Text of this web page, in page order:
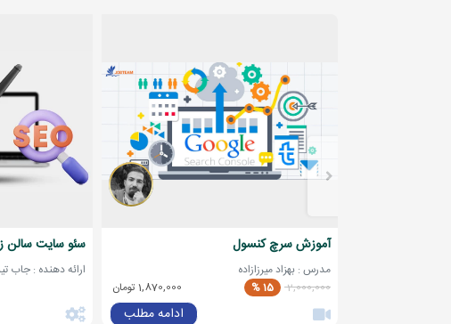
آموزش سرچ کنسول
مدرس : بهزاد میرزازاده
2,000,000
15 % 1,870,000 تومان
ادامه مطلب
سئو سایت سالن
ارائه دهنده : جاب